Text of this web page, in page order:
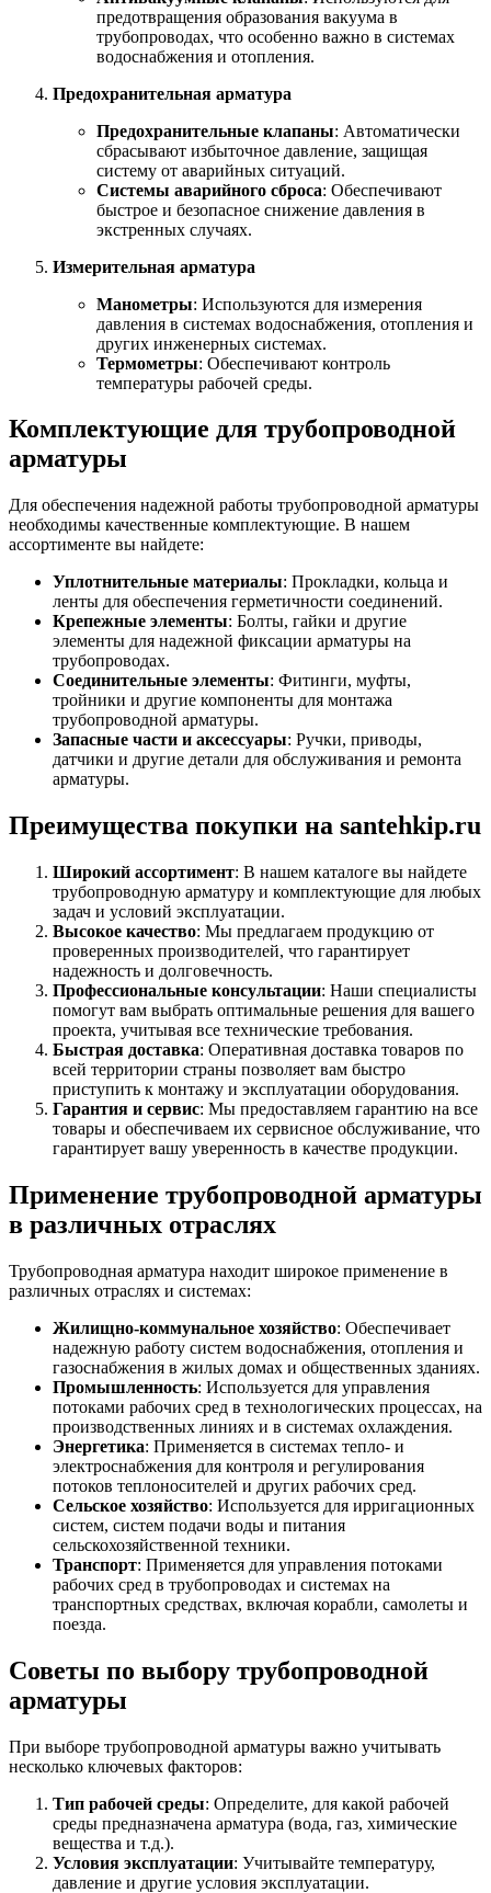
предотвращения образования вакуума в
трубопроводах, что особенно важно в системах
водоснабжения и отопления.
Предохранительная арматура
Предохранительные клапаны: Автоматически
сбрасывают избыточное давление, защищая
систему от аварийных ситуаций.
Системы аварийного сброса: Обеспечивают
быстрое и безопасное снижение давления в
экстренных случаях.
Измерительная арматура
Манометры: Используются для измерения
давления в системах водоснабжения, отопления и
других инженерных системах.
Термометры: Обеспечивают контроль
температуры рабочей среды.
Комплектующие для трубопроводной
арматуры
Для обеспечения надежной работы трубопроводной арматуры
необходимы качественные комплектующие. В нашем
ассортименте вы найдете:
Уплотнительные материалы: Прокладки, кольца и
ленты для обеспечения герметичности соединений.
Крепежные элементы: Болты, гайки и другие
элементы для надежной фиксации арматуры на
трубопроводах.
Соединительные элементы: Фитинги, муфты,
тройники и другие компоненты для монтажа
трубопроводной арматуры.
Запасные части и аксессуары: Ручки, приводы,
датчики и другие детали для обслуживания и ремонта
арматуры.
Преимущества покупки на santehkip.ru
Широкий ассортимент: В нашем каталоге вы найдете
трубопроводную арматуру и комплектующие для любых
задач и условий эксплуатации.
Высокое качество: Мы предлагаем продукцию от
проверенных производителей, что гарантирует
надежность и долговечность.
Профессиональные консультации: Наши специалисты
помогут вам выбрать оптимальные решения для вашего
проекта, учитывая все технические требования.
Быстрая доставка: Оперативная доставка товаров по
всей территории страны позволяет вам быстро
приступить к монтажу и эксплуатации оборудования.
Гарантия и сервис: Мы предоставляем гарантию на все
товары и обеспечиваем их сервисное обслуживание, что
гарантирует вашу уверенность в качестве продукции.
Применение трубопроводной арматуры
в различных отраслях
Трубопроводная арматура находит широкое применение в
различных отраслях и системах:
Жилищно-коммунальное хозяйство: Обеспечивает
надежную работу систем водоснабжения, отопления и
газоснабжения в жилых домах и общественных зданиях.
Промышленность: Используется для управления
потоками рабочих сред в технологических процессах, на
производственных линиях и в системах охлаждения.
Энергетика: Применяется в системах тепло- и
электроснабжения для контроля и регулирования
потоков теплоносителей и других рабочих сред.
Сельское хозяйство: Используется для ирригационных
систем, систем подачи воды и питания
сельскохозяйственной техники.
Транспорт: Применяется для управления потоками
рабочих сред в трубопроводах и системах на
транспортных средствах, включая корабли, самолеты и
поезда.
Советы по выбору трубопроводной
арматуры
При выборе трубопроводной арматуры важно учитывать
несколько ключевых факторов:
Тип рабочей среды: Определите, для какой рабочей
среды предназначена арматура (вода, газ, химические
вещества и т.д.).
Условия эксплуатации: Учитывайте температуру,
давление и другие условия эксплуатации.